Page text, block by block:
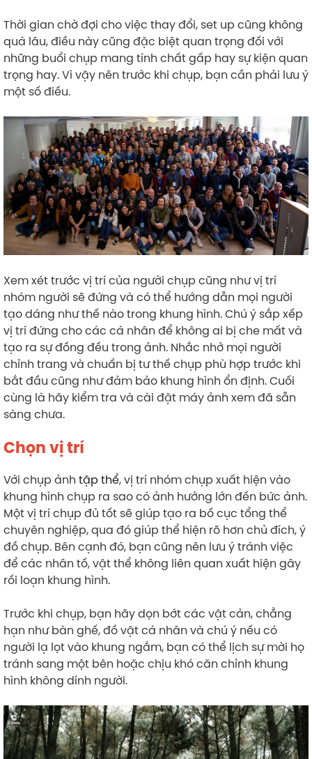
Thời gian chờ đợi cho việc thay đổi, set up cũng không
quá lâu, điều này cũng đặc biệt quan trọng đối với
những buổi chụp mang tính chất gấp hay sự kiện quan
trọng hay. Vì vậy nên trước khi chụp, bạn cần phải lưu ý
một số điều.
Xem xét trước vị trí của người chụp cũng như vị trí
nhóm người sẽ đứng và có thể hướng dẫn mọi người
tạo dáng như thế nào trong khung hình. Chú ý sắp xếp
vị trí đứng cho các cá nhân để không ai bị che mất và
tạo ra sự đồng đều trong ảnh. Nhắc nhở mọi người
chỉnh trang và chuẩn bị tư thế chụp phù hợp trước khi
bắt đầu cũng như đảm bảo khung hình ổn định. Cuối
cùng là hãy kiểm tra và cài đặt máy ảnh xem đã sẵn
sàng chưa.
Chọn vị trí
Với chụp ảnh tập thể, vị trí nhóm chụp xuất hiện vào
khung hình chụp ra sao có ảnh hưởng lớn đến bức ảnh.
Một vị trí chụp đủ tốt sẽ giúp tạo ra bố cục tổng thể
chuyên nghiệp, qua đó giúp thể hiện rõ hơn chủ đích, ý
đồ chụp. Bên cạnh đó, bạn cũng nên lưu ý tránh việc
để các nhân tố, vật thể không liên quan xuất hiện gây
rối loạn khung hình.
Trước khi chụp, bạn hãy dọn bớt các vật cản, chẳng
hạn như bàn ghế, đồ vật cá nhân và chú ý nếu có
người lạ lọt vào khung ngắm, bạn có thể lịch sự mời họ
tránh sang một bên hoặc chịu khó căn chỉnh khung
hình không dính người.